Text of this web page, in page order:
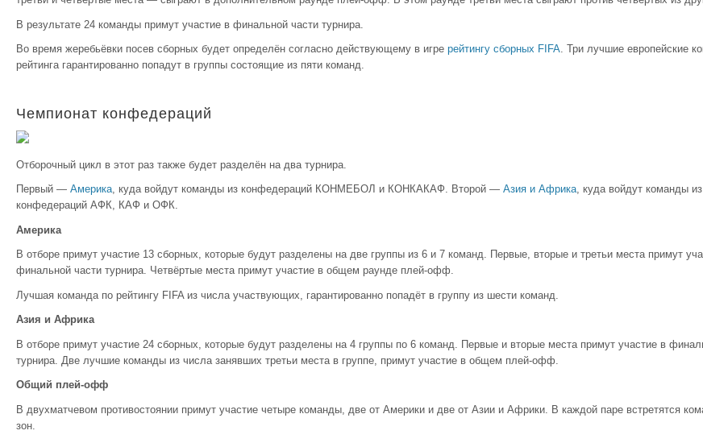
В результате 24 команды примут участие в финальной части турнира.
Во время жеребьёвки посев сборных будет определён согласно действующему в игре рейтингу сборных FIFA. Три лучшие европейские
рейтинга гарантированно попадут в группы состоящие из пяти команд.
Чемпионат конфедераций
Отборочный цикл в этот раз также будет разделён на два турнира.
Первый — Америка, куда войдут команды из конфедераций КОНМЕБОЛ и КОНКАКАФ. Второй — Азия и Африка, куда войдут команды из
конфедераций АФК, КАФ и ОФК.
Америка
В отборе примут участие 13 сборных, которые будут разделены на две группы из 6 и 7 команд. Первые, вторые и третьи места примут
финальной части турнира. Четвёртые места примут участие в общем раунде плей-офф.
Лучшая команда по рейтингу FIFA из числа участвующих, гарантированно попадёт в группу из шести команд.
Азия и Африка
В отборе примут участие 24 сборных, которые будут разделены на 4 группы по 6 команд. Первые и вторые места примут участие в
турнира. Две лучшие команды из числа занявших третьи места в группе, примут участие в общем плей-офф.
Общий плей-офф
В двухматчевом противостоянии примут участие четыре команды, две от Америки и две от Азии и Африки. В каждой паре встретятся
зон.